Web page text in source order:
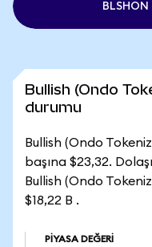
BLSHON
Bullish (Ondo
durumu
Bullish (Ondo
başına $23,32.
Bullish (Ondo
$18,22 B .
PIYASA DEĞERI